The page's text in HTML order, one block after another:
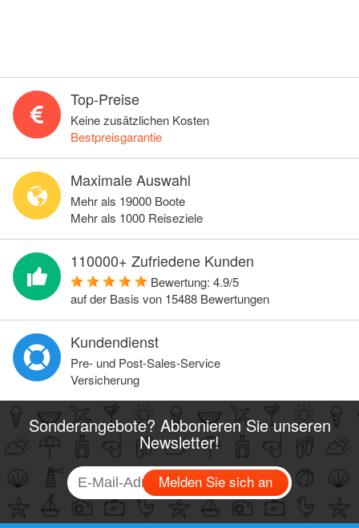
Top-Preise
Keine zusätzlichen Kosten
Bestpreisgarantie
Maximale Auswahl
Mehr als 19000 Boote
Mehr als 1000 Reiseziele
110000+ Zufriedene Kunden
Bewertung: 4.9/5
auf der Basis von 15488 Bewertungen
Kundendienst
Pre- und Post-Sales-Service
Versicherung
Sonderangebote? Abbonieren Sie unseren
Newsletter!
Melden Sie sich an